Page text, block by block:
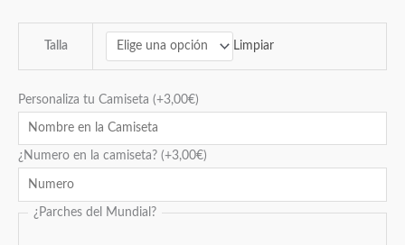
Talla Limpiar
Personaliza tu Camiseta (+3,00€)
¿Numero en la camiseta? (+3,00€)
¿Parches del Mundial?